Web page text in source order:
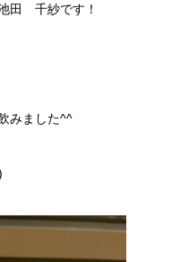
田 千紗です！
みました^^